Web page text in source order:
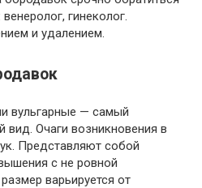
гинеколог.
и удалением.
вульгарные — самый
вид. Очаги возникновения в
Представляют собой
с не ровной
варьируется от